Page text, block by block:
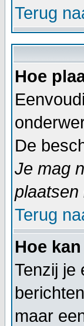
Terug
Hoe
De
Je mag
plaatsen
Terug
Hoe
Tenzij je
maar